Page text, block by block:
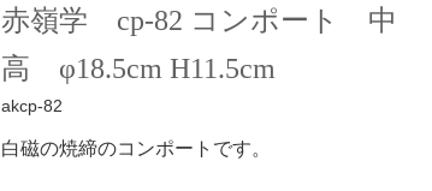
赤嶺学 cp-82 コンポート 中
高 φ18.5cm H11.5cm
akcp-82
白磁の焼締のコンポートです。